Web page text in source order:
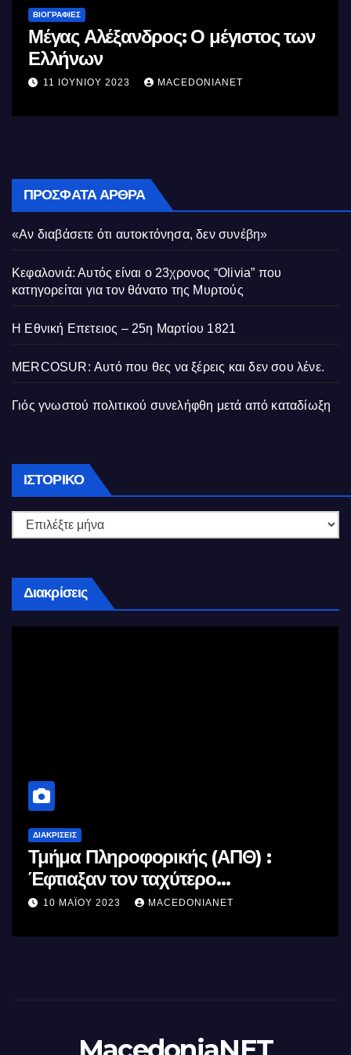
ΒΙΟΓΡΑΦΊΕΣ
Μέγας Αλέξανδρος: Ο μέγιστος των
Ελλήνων
11 ΙΟΥΝΊΟΥ 2023 MACEDONIANET
ΠΡΌΣΦΑΤΑ ΆΡΘΡΑ
«Αν διαβάσετε ότι αυτοκτόνησα, δεν συνέβη»
Κεφαλονιά: Αυτός είναι ο 23χρονος “Olivia” που
κατηγορείται για τον θάνατο της Μυρτούς
Η Εθνική Επετειος – 25η Μαρτίου 1821
MERCOSUR: Αυτό που θες να ξέρεις και δεν σου λένε.
Γιός γνωστού πολιτικού συνελήφθη μετά από καταδίωξη
ΙΣΤΟΡΙΚΌ Ιστορικό
Διακρίσεις
ΔΙΑΚΡΊΣΕΙΣ
Τμήμα Πληροφορικής (ΑΠΘ) :
Έφτιαξαν τον ταχύτερο
επεξεργαστή AI στον κόσμο με τη
10 ΜΑΪ́ΟΥ 2023 MACEDONIANET